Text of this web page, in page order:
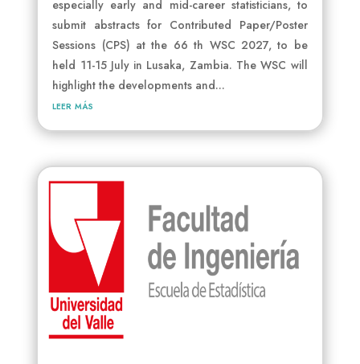
especially early and mid-career statisticians, to
submit abstracts for Contributed Paper/Poster
Sessions (CPS) at the 66 th WSC 2027, to be
held 11-15 July in Lusaka, Zambia. The WSC will
highlight the developments and...
leer más